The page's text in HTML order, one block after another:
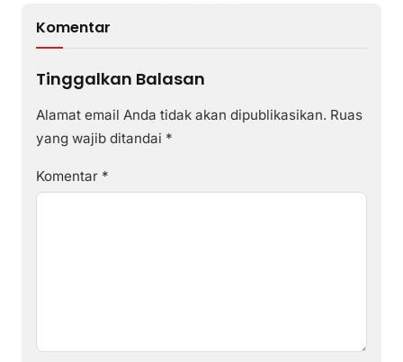
Komentar
Tinggalkan Balasan
Alamat email Anda tidak akan dipublikasikan. Ruas
yang wajib ditandai *
Komentar *